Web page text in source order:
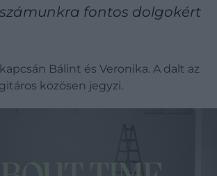
számunkra fontos dolgokért
Bálint és Veronika. A dalt az
közösen jegyzi.